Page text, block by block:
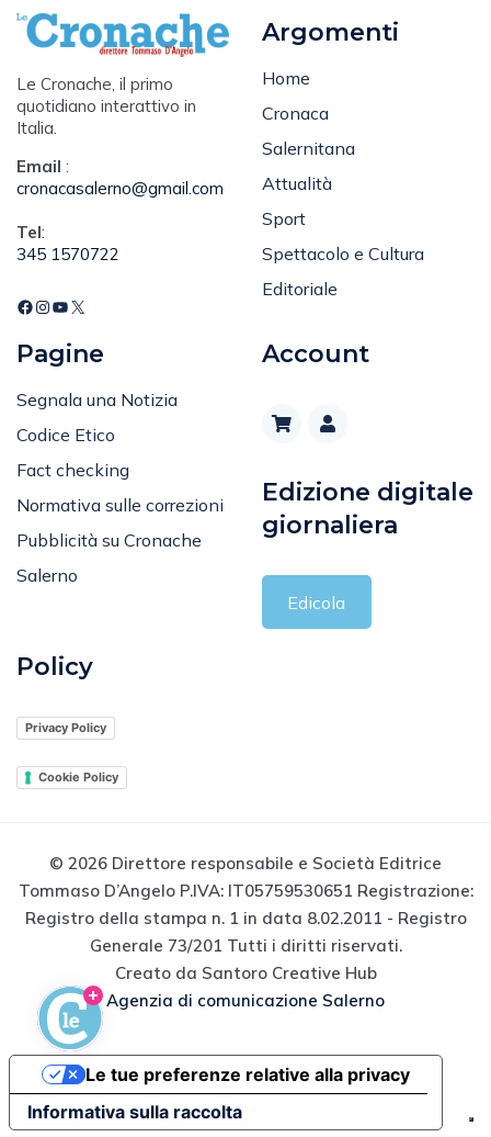
Le Cronache, il primo
quotidiano interattivo in
Italia.
cronacasalerno@gmail.com
345 1570722
Cronaca
Salernitana
Attualità
Sport
Spettacolo e Cultura
Editoriale
Codice Etico
Fact checking
Normativa sulle correzioni
Pubblicità su Cronache
Salerno
giornaliera
Edicola
Tommaso D’Angelo P.IVA: IT05759530651 Registrazione:
Registro della stampa n. 1 in data 8.02.2011 - Registro
Generale 73/201 Tutti i diritti riservati.
Creato da Santoro Creative Hub
Agenzia di comunicazione Salerno
Informativa sulla raccolta
Le tue preferenze relative alla privacy